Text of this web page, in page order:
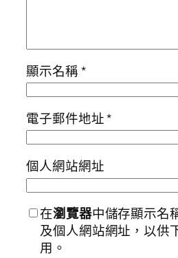
顯示名稱*
電子郵件地址*
個人網站網址
在瀏覽器中儲存顯示名
及個人網站網址，以供
用。